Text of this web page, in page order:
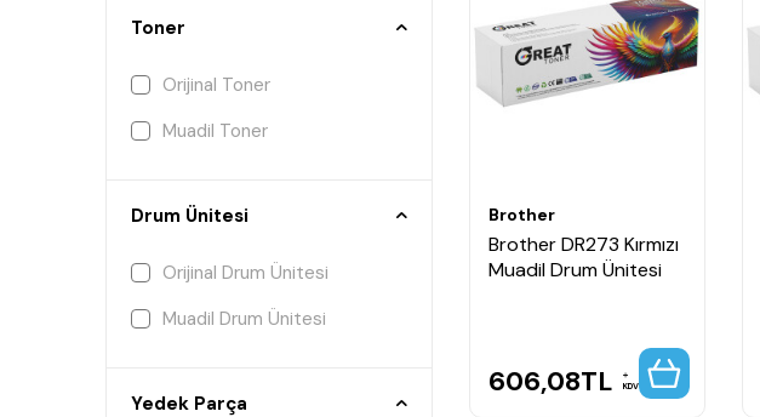
Toner
Orijinal Toner
Muadil Toner
Drum Ünitesi
Orijinal Drum Ünitesi
Muadil Drum Ünitesi
Yedek Parça
Brother
Brother DR273 Kırmızı
Muadil Drum Ünitesi
606,08TL KDV